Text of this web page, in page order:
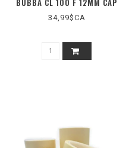
BUBBA CL 100 F 12MM CAP
KIT
34,99$CA